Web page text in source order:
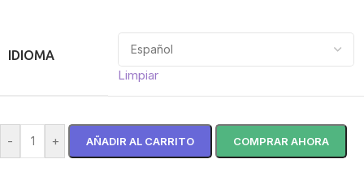
IDIOMA
Limpiar
- + AÑADIR AL CARRITO COMPRAR AHORA